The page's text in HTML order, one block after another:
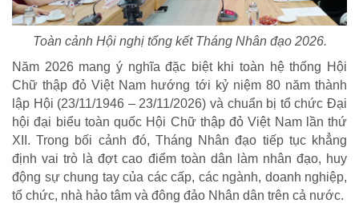
HOẠT ĐỘNG NHÂN ĐẠO
Toàn cảnh Hội nghị tổng kết Tháng Nhân đạo 2026.
Năm 2026 mang ý nghĩa đặc biệt khi toàn hệ thống Hội
Chữ thập đỏ Việt Nam hướng tới kỷ niệm 80 năm thành
lập Hội (23/11/1946 – 23/11/2026) và chuẩn bị tổ chức Đại
hội đại biểu toàn quốc Hội Chữ thập đỏ Việt Nam lần thứ
XII. Trong bối cảnh đó, Tháng Nhân đạo tiếp tục khẳng
định vai trò là đợt cao điểm toàn dân làm nhân đạo, huy
động sự chung tay của các cấp, các ngành, doanh nghiệp,
tổ chức, nhà hảo tâm và đông đảo Nhân dân trên cả nước.